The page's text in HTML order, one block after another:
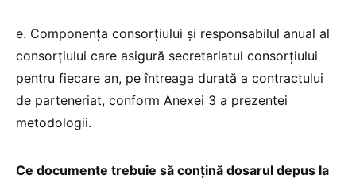
e. Componenţa consorţiului și responsabilul anual al
consorțiului care asigură secretariatul consorţiului
pentru fiecare an, pe întreaga durată a contractului
de parteneriat, conform Anexei 3 a prezentei
metodologii.
Ce documente trebuie să conțină dosarul depus la